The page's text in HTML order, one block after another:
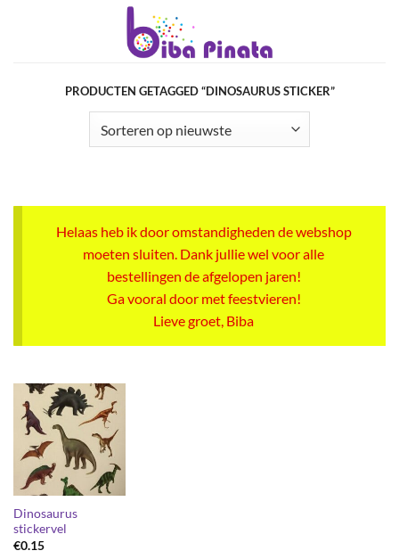
PRODUCTEN GETAGGED “DINOSAURUS STICKER”
Helaas heb ik door omstandigheden de webshop
moeten sluiten. Dank jullie wel voor alle
bestellingen de afgelopen jaren!
Ga vooral door met feestvieren!
Lieve groet, Biba
Dinosaurus
stickervel
€0.15